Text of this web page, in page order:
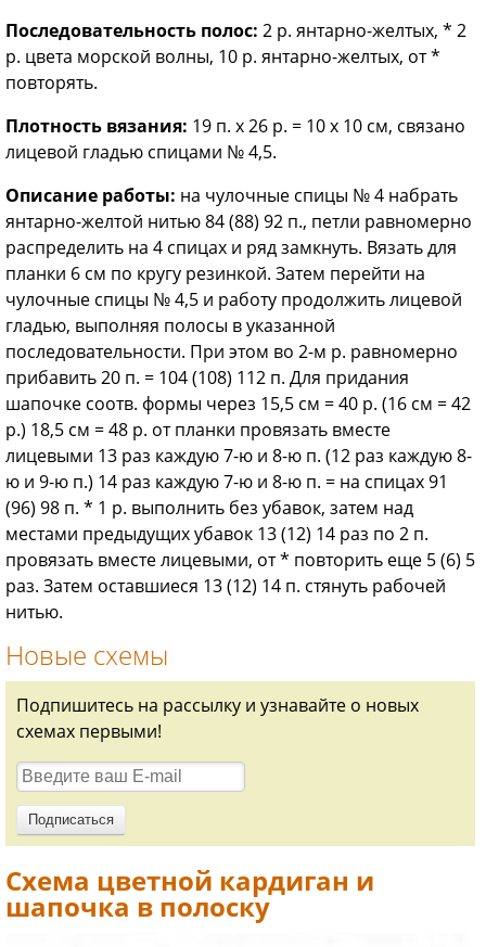
Последовательность полос: 2 р. янтарно-желтых, * 2
р. цвета морской волны, 10 р. янтарно-желтых, от *
повторять.
Плотность вязания: 19 п. х 26 р. = 10 х 10 см, связано
лицевой гладью спицами № 4,5.
Описание работы: на чулочные спицы № 4 набрать
янтарно-желтой нитью 84 (88) 92 п., петли равномерно
распределить на 4 спицах и ряд замкнуть. Вязать для
планки 6 см по кругу резинкой. Затем перейти на
чулочные спицы № 4,5 и работу продолжить лицевой
гладью, выполняя полосы в указанной
последовательности. При этом во 2-м р. равномерно
прибавить 20 п. = 104 (108) 112 п. Для придания
шапочке соотв. формы через 15,5 см = 40 р. (16 см = 42
р.) 18,5 см = 48 р. от планки провязать вместе
лицевыми 13 раз каждую 7-ю и 8-ю п. (12 раз каждую 8-
ю и 9-ю п.) 14 раз каждую 7-ю и 8-ю п. = на спицах 91
(96) 98 п. * 1 р. выполнить без убавок, затем над
местами предыдущих убавок 13 (12) 14 раз по 2 п.
провязать вместе лицевыми, от * повторить еще 5 (6) 5
раз. Затем оставшиеся 13 (12) 14 п. стянуть рабочей
нитью.
Новые схемы
Подпишитесь на рассылку и узнавайте о новых
схемах первыми!
Схема цветной кардиган и
шапочка в полоску